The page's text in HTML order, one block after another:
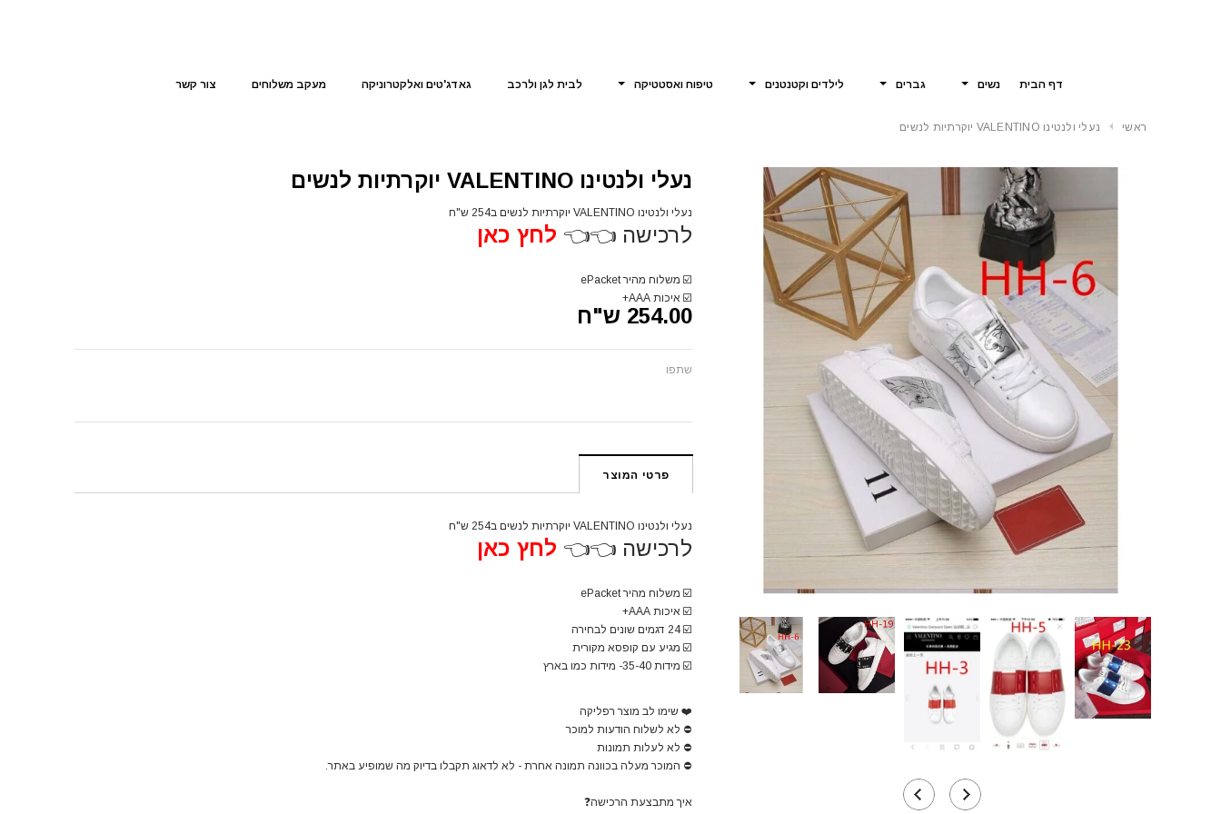
דף הבית נשים גברים לילדים וקטנטנים טיפוח ואסטטיקה לבית לגן ולרכב גאדג'טים ואלקטרוניקה מעקב משלוחים צור קשר
ראשי נעלי ולנטינו VALENTINO יוקרתיות לנשים
נעלי ולנטינו VALENTINO יוקרתיות לנשים
נעלי ולנטינו VALENTINO יוקרתיות לנשים ב254 ש"ח
לרכישה 👈👈 לחץ כאן
☑️ משלוח מהיר ePacket
☑️ איכות AAA+
254.00 ש"ח
שתפו
פרטי המוצר
נעלי ולנטינו VALENTINO יוקרתיות לנשים ב254 ש"ח
לרכישה 👈👈 לחץ כאן
☑️ משלוח מהיר ePacket
☑️ איכות AAA+
☑️24 דגמים שונים לבחירה
☑️ מגיע עם קופסא מקורית
☑️ מידות 35-40- מידות כמו בארץ
❤️ שימו לב מוצר רפליקה
⛔ לא לשלוח הודעות למוכר
⛔ לא לעלות תמונות
⛔ המוכר מעלה בכוונה תמונה אחרת - לא לדאוג תקבלו בדיוק מה שמופיע באתר.
איך מתבצעת הרכישה❓